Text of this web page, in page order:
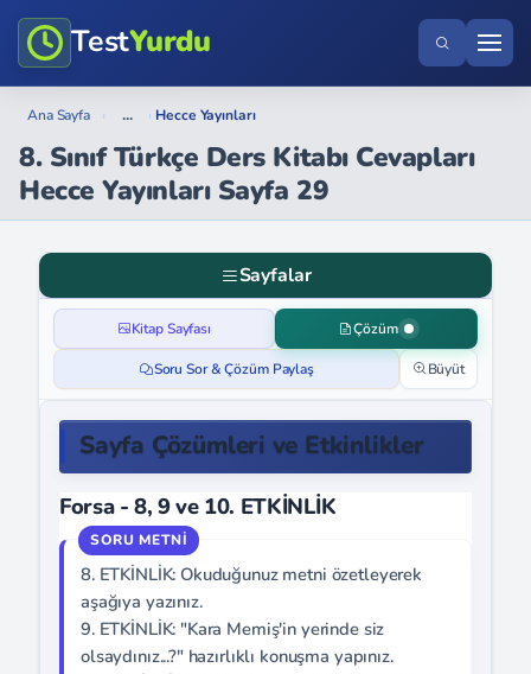
TestYurdu
Ana Sayfa › ... › Hecce Yayınları
8. Sınıf Türkçe Ders Kitabı Cevapları
Hecce Yayınları Sayfa 29
Sayfalar
Kitap Sayfası Çözüm
Soru Sor & Çözüm Paylaş Büyüt
Sayfa Çözümleri ve Etkinlikler
Forsa - 8, 9 ve 10. ETKİNLİK
8. ETKİNLİK: Okuduğunuz metni özetleyerek
aşağıya yazınız.
9. ETKİNLİK: "Kara Memiş'in yerinde siz
olsaydınız...?" hazırlıklı konuşma yapınız.